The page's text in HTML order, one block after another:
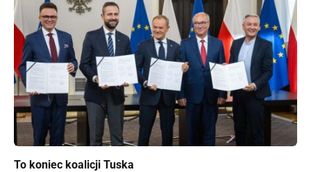
To koniec koalicji Tuska